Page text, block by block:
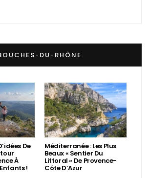
DU-RHÔNE
De
À
!
Méditerranée : Les Plus
Beaux « Sentier Du
Littoral » De Provence-
Côte D’Azur